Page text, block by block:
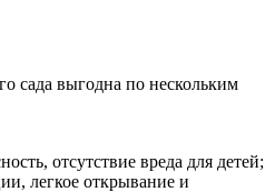
сада выгодна по нескольким
отсутствие вреда для детей;
легкое открывание и